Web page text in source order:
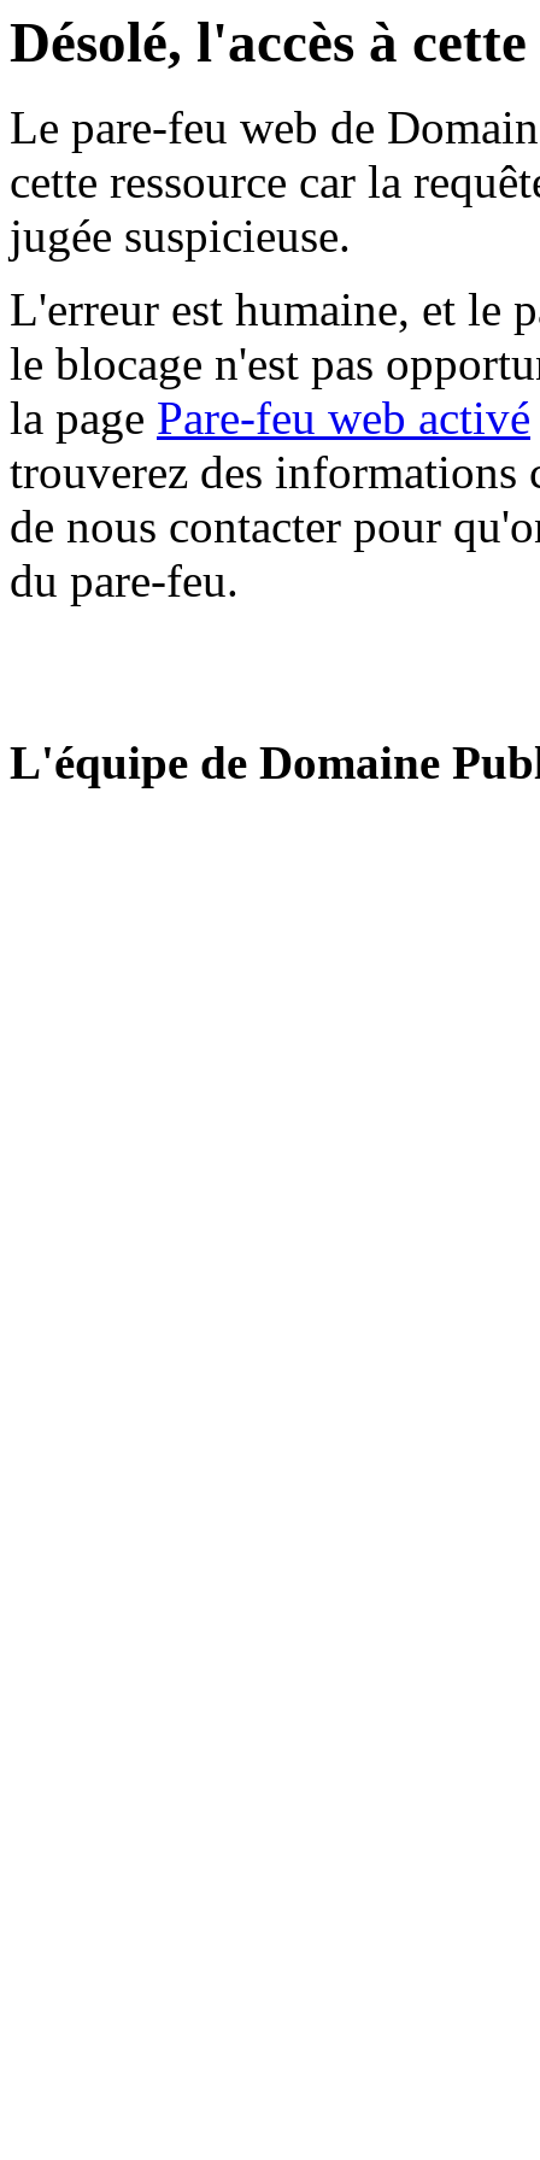
Désolé, l'accès à
Le pare-feu web de
cette ressource car la
jugée suspicieuse.
L'erreur est humaine, et le
le blocage n'est pas
la page Pare-feu web activé
trouverez des informations
de nous contacter pour
du pare-feu.
L'équipe de Domaine